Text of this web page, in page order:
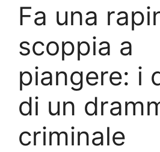
Fa una
scoppia a
piangere: i
di un
criminale